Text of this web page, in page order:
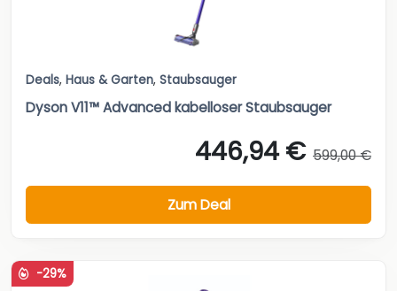
Deals, Haus & Garten, Staubsauger
Dyson V11™ Advanced kabelloser Staubsauger
446,94 € 599,00 €
Zum Deal
-29%